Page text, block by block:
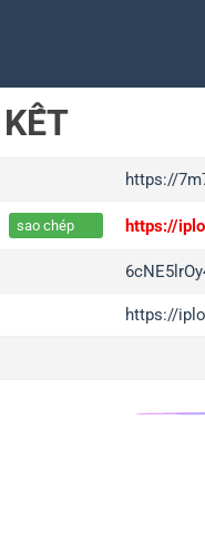
https://
sao chép https://
https://